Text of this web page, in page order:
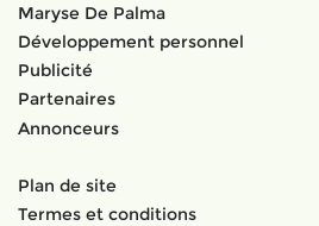
Maryse De Palma
Développement personnel
Publicité
Partenaires
Annonceurs
Plan de site
Termes et conditions